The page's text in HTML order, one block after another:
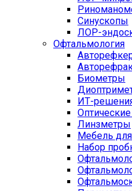
Синускопы
ЛОР-
Офтальмология
Биометры
ИТ-
Линзметры
Мебель
Набор